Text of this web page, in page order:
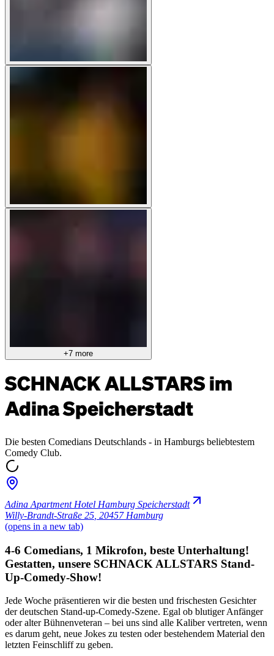
+7 more
SCHNACK ALLSTARS im
Adina Speicherstadt
Die besten Comedians Deutschlands - in Hamburgs beliebtestem
Comedy Club.
Adina Apartment Hotel Hamburg Speicherstadt
Willy-Brandt-Straße 25 20457 Hamburg
(opens in a new tab)
4-6 Comedians, 1 Mikrofon, beste Unterhaltung!
Gestatten, unsere SCHNACK ALLSTARS Stand-
Up-Comedy-Show!
Jede Woche präsentieren wir die besten und frischesten Gesichter
der deutschen Stand-up-Comedy-Szene. Egal ob blutiger Anfänger
oder alter Bühnenveteran – bei uns sind alle Kaliber vertreten, wenn
es darum geht, neue Jokes zu testen oder bestehendem Material den
letzten Feinschliff zu geben.